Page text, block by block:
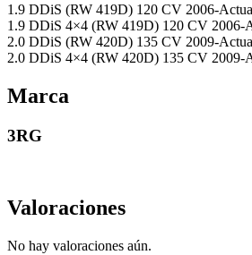
1.9 DDiS (RW 419D) 120 CV 2006-
1.9 DDiS 4×4 (RW 419D) 120 CV 2006-
2.0 DDiS (RW 420D) 135 CV 2009-
2.0 DDiS 4×4 (RW 420D) 135 CV 2009-
Marca
3RG
Valoraciones
No hay valoraciones aún.